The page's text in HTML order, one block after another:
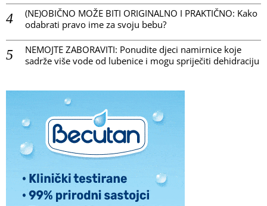
(NE)OBIČNO MOŽE BITI ORIGINALNO I PRAKTIČNO: Kako
odabrati pravo ime za svoju bebu?
NEMOJTE ZABORAVITI: Ponudite djeci namirnice koje
sadrže više vode od lubenice i mogu spriječiti dehidraciju